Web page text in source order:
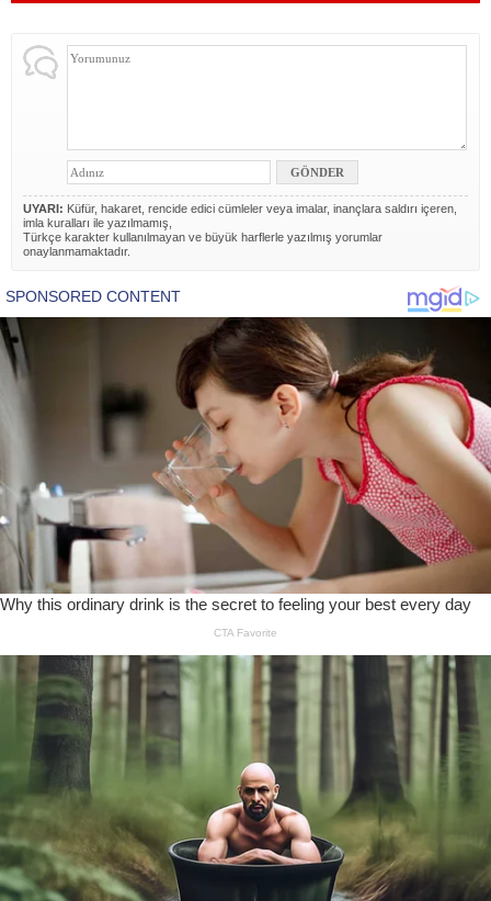
UYARI: Küfür, hakaret, rencide edici cümleler veya imalar, inançlara saldırı içeren,
imla kuralları ile yazılmamış,
Türkçe karakter kullanılmayan ve büyük harflerle yazılmış yorumlar
onaylanmamaktadır.